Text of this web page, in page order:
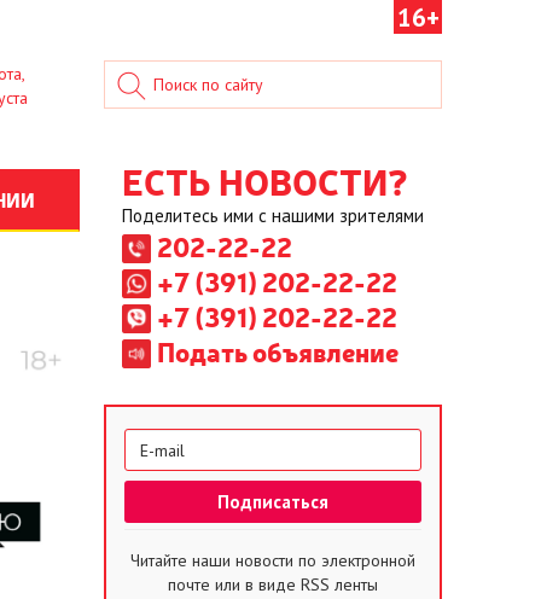
16+
ЕСТЬ НОВОСТИ?
Поделитесь ими с нашими зрителями
202-22-22
+7 (391) 202-22-22
+7 (391) 202-22-22
Подать объявление
Читайте наши новости по электронной
почте или в виде RSS ленты